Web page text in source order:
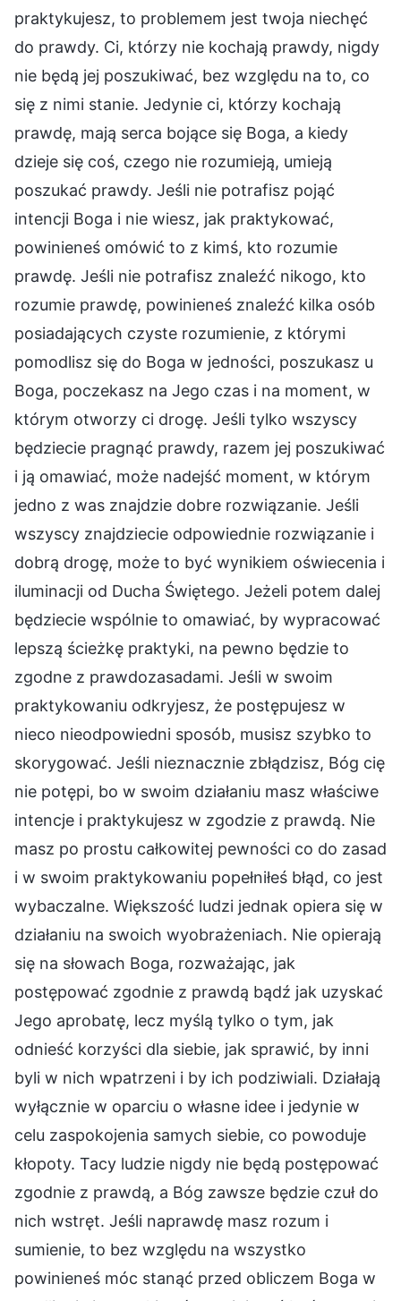
praktykujesz, to problemem jest twoja niechęć
do prawdy. Ci, którzy nie kochają prawdy, nigdy
nie będą jej poszukiwać, bez względu na to, co
się z nimi stanie. Jedynie ci, którzy kochają
prawdę, mają serca bojące się Boga, a kiedy
dzieje się coś, czego nie rozumieją, umieją
poszukać prawdy. Jeśli nie potrafisz pojąć
intencji Boga i nie wiesz, jak praktykować,
powinieneś omówić to z kimś, kto rozumie
prawdę. Jeśli nie potrafisz znaleźć nikogo, kto
rozumie prawdę, powinieneś znaleźć kilka osób
posiadających czyste rozumienie, z którymi
pomodlisz się do Boga w jedności, poszukasz u
Boga, poczekasz na Jego czas i na moment, w
którym otworzy ci drogę. Jeśli tylko wszyscy
będziecie pragnąć prawdy, razem jej poszukiwać
i ją omawiać, może nadejść moment, w którym
jedno z was znajdzie dobre rozwiązanie. Jeśli
wszyscy znajdziecie odpowiednie rozwiązanie i
dobrą drogę, może to być wynikiem oświecenia i
iluminacji od Ducha Świętego. Jeżeli potem dalej
będziecie wspólnie to omawiać, by wypracować
lepszą ścieżkę praktyki, na pewno będzie to
zgodne z prawdozasadami. Jeśli w swoim
praktykowaniu odkryjesz, że postępujesz w
nieco nieodpowiedni sposób, musisz szybko to
skorygować. Jeśli nieznacznie zbłądzisz, Bóg cię
nie potępi, bo w swoim działaniu masz właściwe
intencje i praktykujesz w zgodzie z prawdą. Nie
masz po prostu całkowitej pewności co do zasad
i w swoim praktykowaniu popełniłeś błąd, co jest
wybaczalne. Większość ludzi jednak opiera się w
działaniu na swoich wyobrażeniach. Nie opierają
się na słowach Boga, rozważając, jak
postępować zgodnie z prawdą bądź jak uzyskać
Jego aprobatę, lecz myślą tylko o tym, jak
odnieść korzyści dla siebie, jak sprawić, by inni
byli w nich wpatrzeni i by ich podziwiali. Działają
wyłącznie w oparciu o własne idee i jedynie w
celu zaspokojenia samych siebie, co powoduje
kłopoty. Tacy ludzie nigdy nie będą postępować
zgodnie z prawdą, a Bóg zawsze będzie czuł do
nich wstręt. Jeśli naprawdę masz rozum i
sumienie, to bez względu na wszystko
powinieneś móc stanąć przed obliczem Boga w